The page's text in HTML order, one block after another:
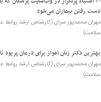
دست رفتن بیماران می‌شود
مهران محمدپور سرای (کارشناس ارشد روابط
سلامت)
بهترین دکتر زنان اهواز برای درمان پریود
مهران محمدپور سرای (کارشناس ارشد روابط
سلامت)